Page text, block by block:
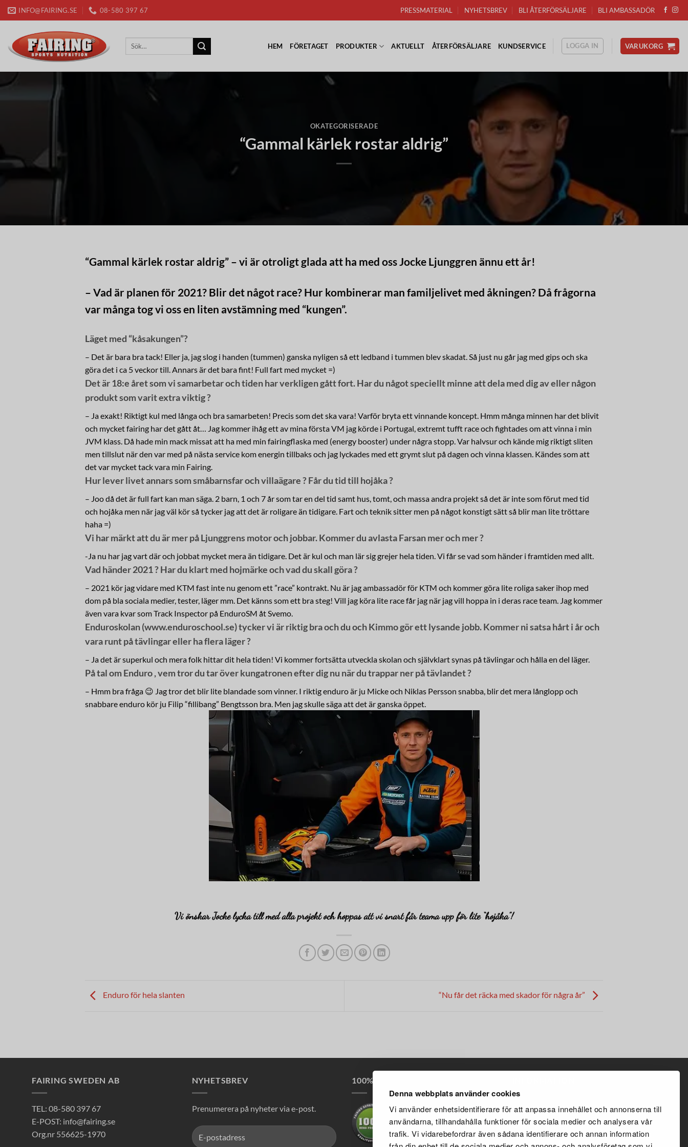
Denna webbplats använder cookies
Vi använder enhetsidentifierare för att anpassa innehållet och annonserna till
användarna, tillhandahålla funktioner för sociala medier och analysera vår
trafik. Vi vidarebefordrar även sådana identifierare och annan information
Skip
to
INFO@FAIRING.SE 08-580 397 67 PRESSMATERIAL NYHETSBREV BLI ÅTERFÖRSÄLJARE BLI AMBASSADÖR
Sök
HEM FÖRETAGET PRODUKTER AKTUELLT ÅTERFÖRSÄLJARE KUNDSERVICE LOGGA IN VARUKORG
OKATEGORISERADE
“Gammal kärlek rostar aldrig”
“Gammal kärlek rostar aldrig” – vi är otroligt glada att ha med oss Jocke Ljunggren ännu ett år!
– Vad är planen för 2021? Blir det något race? Hur kombinerar man familjelivet med åkningen? Då frågorna
var många tog vi oss en liten avstämning med “kungen”.
Läget med “kåsakungen”?
– Det är bara bra tack! Eller ja, jag slog i handen (tummen) ganska nyligen så ett ledband i tummen blev skadat. Så just nu går jag med gips och ska
göra det i ca 5 veckor till. Annars är det bara fint! Full fart med mycket =)
Det är 18:e året som vi samarbetar och tiden har verkligen gått fort. Har du något speciellt minne att dela med dig av eller någon
produkt som varit extra viktig ?
– Ja exakt! Riktigt kul med långa och bra samarbeten! Precis som det ska vara! Varför bryta ett vinnande koncept. Hmm många minnen har det blivit
och mycket fairing har det gått åt… Jag kommer ihåg ett av mina första VM jag körde i Portugal, extremt tufft race och fightades om att vinna i min
JVM klass. Då hade min mack missat att ha med min fairingflaska med (energy booster) under några stopp. Var halvsur och kände mig riktigt sliten
men tillslut när den var med på nästa service kom energin tillbaks och jag lyckades med ett grymt slut på dagen och vinna klassen. Kändes som att
det var mycket tack vara min Fairing.
Hur lever livet annars som småbarnsfar och villaägare ? Får du tid till hojåka ?
– Joo då det är full fart kan man säga. 2 barn, 1 och 7 år som tar en del tid samt hus, tomt, och massa andra projekt så det är inte som förut med tid
och hojåka men när jag väl kör så tycker jag att det är roligare än tidigare. Fart och teknik sitter men på något konstigt sätt så blir man lite tröttare
haha =)
Vi har märkt att du är mer på Ljunggrens motor och jobbar. Kommer du avlasta Farsan mer och mer ?
-Ja nu har jag vart där och jobbat mycket mera än tidigare. Det är kul och man lär sig grejer hela tiden. Vi får se vad som händer i framtiden med allt.
Vad händer 2021 ? Har du klart med hojmärke och vad du skall göra ?
– 2021 kör jag vidare med KTM fast inte nu genom ett ”race” kontrakt. Nu är jag ambassadör för KTM och kommer göra lite roliga saker ihop med
dom på bla sociala medier, tester, läger mm. Det känns som ett bra steg! Vill jag köra lite race får jag när jag vill hoppa in i deras race team. Jag kommer
även vara kvar som Track Inspector på EnduroSM åt Svemo.
Enduroskolan (www.enduroschool.se) tycker vi är riktig bra och du och Kimmo gör ett lysande jobb. Kommer ni satsa hårt i år och
vara runt på tävlingar eller ha flera läger ?
– Ja det är superkul och mera folk hittar dit hela tiden! Vi kommer fortsätta utveckla skolan och självklart synas på tävlingar och hålla en del läger.
På tal om Enduro , vem tror du tar över kungatronen efter dig nu när du trappar ner på tävlandet ?
– Hmm bra fråga 😉 Jag tror det blir lite blandade som vinner. I riktig enduro är ju Micke och Niklas Persson snabba, blir det mera långlopp och
snabbare enduro kör ju Filip “fillibang” Bengtsson bra. Men jag skulle säga att det är ganska öppet.
Vi önskar Jocke lycka till med alla projekt och hoppas att vi snart får teama upp för lite “hojåka”!
Enduro för hela slanten “Nu får det räcka med skador för några år”
FAIRING SWEDEN AB
TEL: 08-580 397 67
E-POST: info@fairing.se
Org.nr 556625-1970
NYHETSBREV
Prenumerera på nyheter via e-post.
100% RENA PRODUKTER
Köpvillkor
Återförsäljaravtal
Integritetspolicy